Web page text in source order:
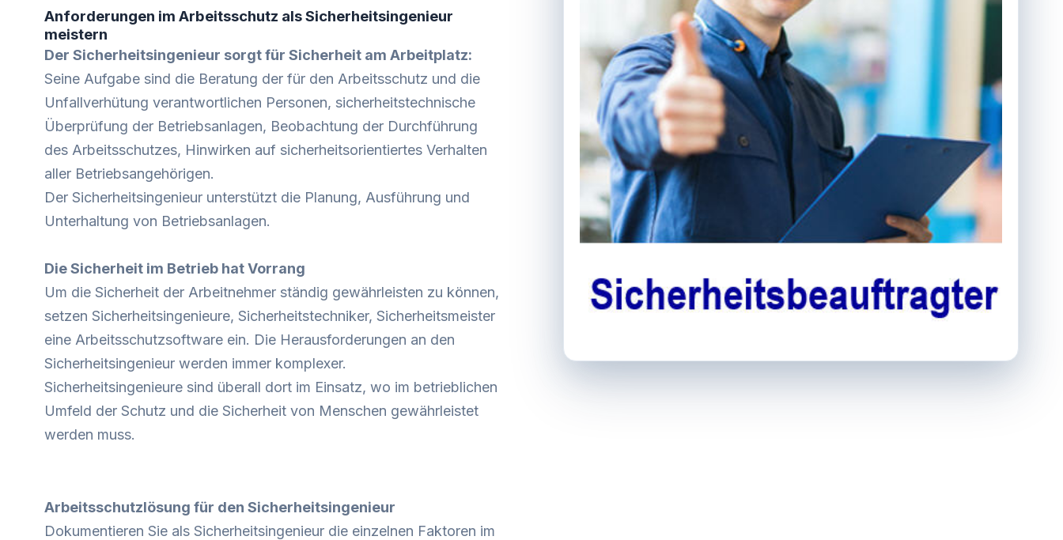
Anforderungen im Arbeitsschutz als Sicherheitsingenieur
meistern
Der Sicherheitsingenieur sorgt für Sicherheit am Arbeitplatz:
Seine Aufgabe sind die Beratung der für den Arbeitsschutz und die
Unfallverhütung verantwortlichen Personen, sicherheitstechnische
Überprüfung der Betriebsanlagen, Beobachtung der Durchführung
des Arbeitsschutzes, Hinwirken auf sicherheitsorientiertes Verhalten
aller Betriebsangehörigen.
Der Sicherheitsingenieur unterstützt die Planung, Ausführung und
Unterhaltung von Betriebsanlagen.
Die Sicherheit im Betrieb hat Vorrang
Um die Sicherheit der Arbeitnehmer ständig gewährleisten zu können,
setzen Sicherheitsingenieure, Sicherheitstechniker, Sicherheitsmeister
eine Arbeitsschutzsoftware ein. Die Herausforderungen an den
Sicherheitsingenieur werden immer komplexer.
Sicherheitsingenieure sind überall dort im Einsatz, wo im betrieblichen
Umfeld der Schutz und die Sicherheit von Menschen gewährleistet
werden muss.
Arbeitsschutzlösung für den Sicherheitsingenieur
Dokumentieren Sie als Sicherheitsingenieur die einzelnen Faktoren im